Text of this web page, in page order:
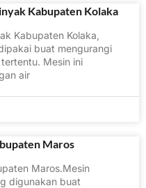
Kabupaten Kolaka
Kabupaten Kolaka,
buat mengurangi
Mesin ini
air
Maros
Maros.Mesin
digunakan buat